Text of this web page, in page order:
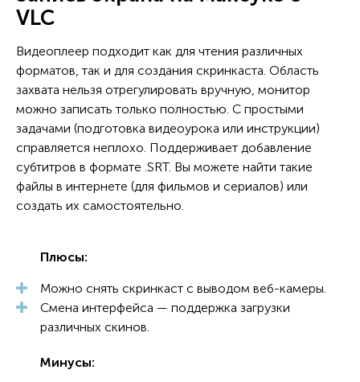
VLC
Видеоплеер подходит как для чтения различных
форматов, так и для создания скринкаста. Область
захвата нельзя отрегулировать вручную, монитор
можно записать только полностью. С простыми
задачами (подготовка видеоурока или инструкции)
справляется неплохо. Поддерживает добавление
субтитров в формате .SRT. Вы можете найти такие
файлы в интернете (для фильмов и сериалов) или
создать их самостоятельно.
Плюсы:
Можно снять скринкаст с выводом веб-камеры.
Смена интерфейса — поддержка загрузки
различных скинов.
Минусы: